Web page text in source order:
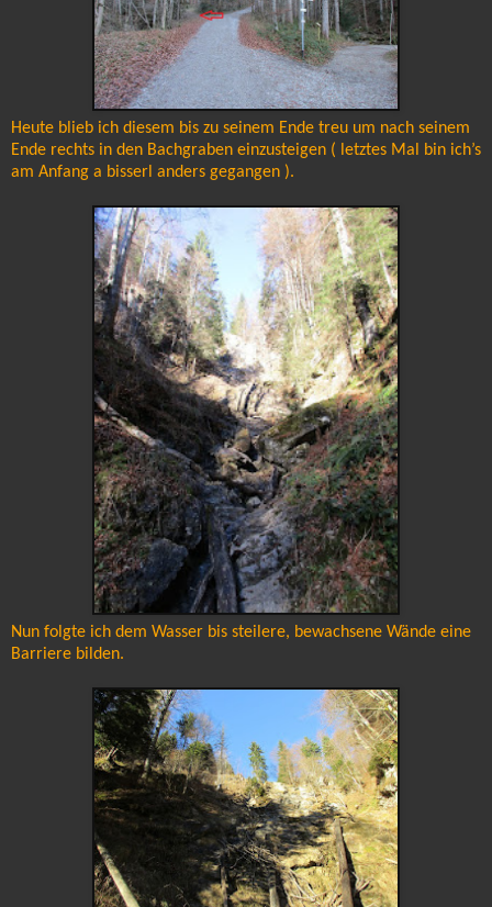
Heute blieb ich diesem bis zu seinem Ende treu um nach seinem
Ende rechts in den Bachgraben einzusteigen ( letztes Mal bin ich’s
am Anfang a bisserl anders gegangen ).
Nun folgte ich dem Wasser bis steilere, bewachsene Wände eine
Barriere bilden.